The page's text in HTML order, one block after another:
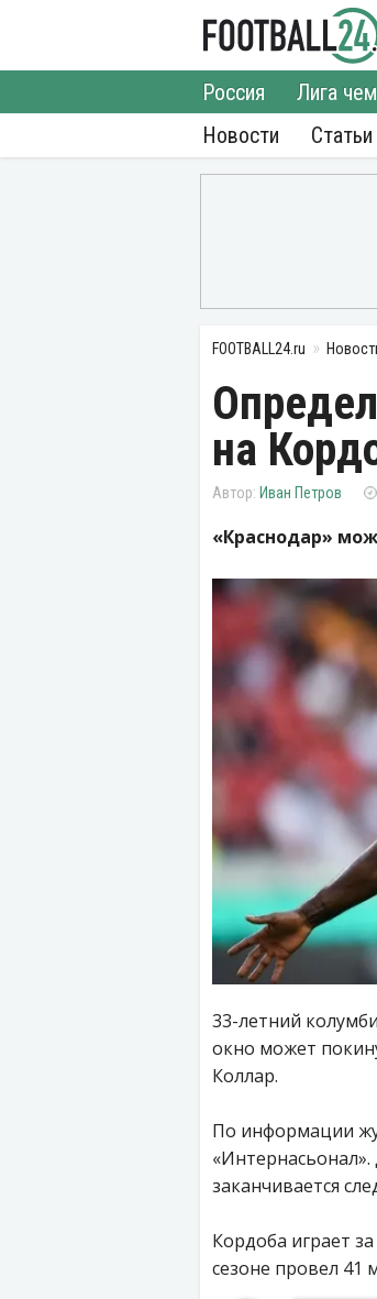
Новости
Россия Лига
Статьи
FOOTBALL24.ru
на
Иван Петров
«Краснодар»
33-летний
окно может
Коллар.
По информации
заканчивается
Кордоба играет
сезоне провел 41